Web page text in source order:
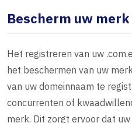
Bescherm uw merk
Het registreren van uw
het beschermen van uw
van uw domeinnaam te
concurrenten of
merk. Dit zorgt ervoor dat